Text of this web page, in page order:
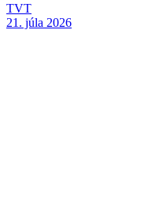
TVT
21. júla 2026